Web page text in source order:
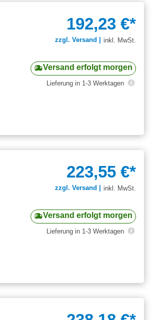
192,23 €*
zzgl. Versand | inkl. MwSt.
Versand erfolgt morgen
Lieferung in 1-3 Werktagen
223,55 €*
zzgl. Versand | inkl. MwSt.
Versand erfolgt morgen
Lieferung in 1-3 Werktagen